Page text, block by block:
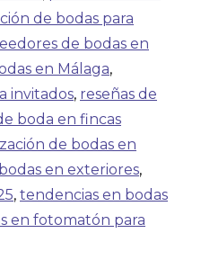
de bodas para
de bodas en
en Málaga,
invitados, reseñas de
boda en fincas
de bodas en
en exteriores,
, tendencias en bodas
en fotomatón para